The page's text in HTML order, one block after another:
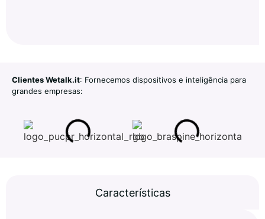
Clientes Wetalk.it: Fornecemos dispositivos e inteligência para
grandes empresas:
Características